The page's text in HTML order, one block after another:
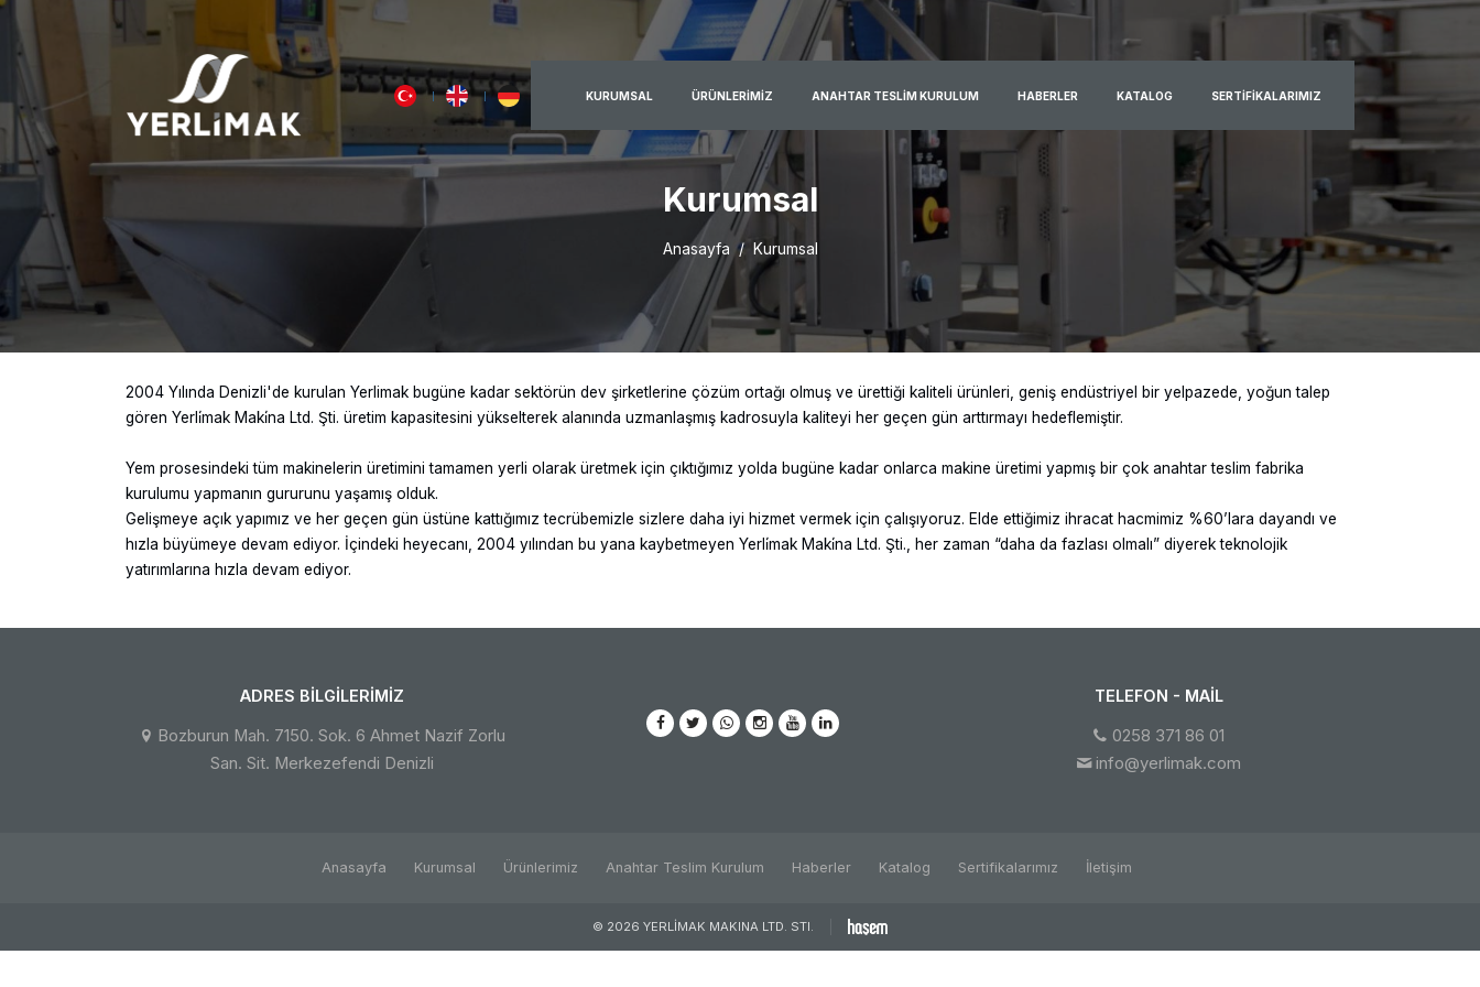
KURUMSAL ÜRÜNLERIMIZ ANAHTAR TESLIM KURULUM HABERLER KATALOG SERTIFIKALARIMIZ
Kurumsal
Anasayfa Kurumsal
2004 Yılında Denizli'de kurulan Yerlimak bugüne kadar sektörün dev şirketlerine çözüm ortağı olmuş ve ürettiği kaliteli ürünleri, geniş endüstriyel bir yelpazede, yoğun talep
gören Yerli̇mak Maki̇na Ltd. Şti. üretim kapasitesini yükselterek alanında uzmanlaşmış kadrosuyla kaliteyi her geçen gün arttırmayı hedeflemiştir.
Yem prosesindeki tüm makinelerin üretimini tamamen yerli olarak üretmek için çıktığımız yolda bugüne kadar onlarca makine üretimi yapmış bir çok anahtar teslim fabrika
kurulumu yapmanın gururunu yaşamış olduk.
Gelişmeye açık yapımız ve her geçen gün üstüne kattığımız tecrübemizle sizlere daha iyi hizmet vermek için çalışıyoruz. Elde ettiğimiz ihracat hacmimiz %60’lara dayandı ve
hızla büyümeye devam ediyor. İçindeki heyecanı, 2004 yılından bu yana kaybetmeyen Yerli̇mak Maki̇na Ltd. Şti., her zaman “daha da fazlası olmalı” diyerek teknolojik
yatırımlarına hızla devam ediyor.
ADRES BILGILERIMIZ
Bozburun Mah. 7150. Sok. 6 Ahmet Nazif Zorlu
San. Sit. Merkezefendi Denizli
TELEFON - MAIL
0258 371 86 01
info@yerlimak.com
Anasayfa Kurumsal Ürünlerimiz Anahtar Teslim Kurulum Haberler Katalog Sertifikalarımız İletişim
© 2026 YERLİMAK MAKINA LTD. STI.